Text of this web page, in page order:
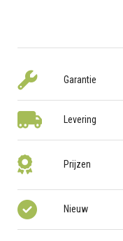
Garantie
Levering
Prijzen
Nieuw